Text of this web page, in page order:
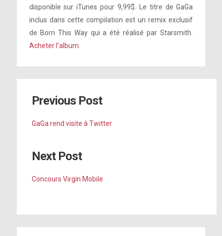
disponible sur iTunes pour 9,99$. Le titre de GaGa
inclus dans cette compilation est un remix exclusif
de Born This Way qui a été réalisé par Starsmith.
Acheter l’album.
Previous Post
GaGa rend visite à Twitter
Next Post
Concours Virgin Mobile